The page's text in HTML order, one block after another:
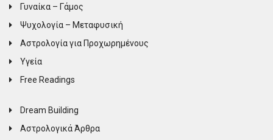
Γυναίκα – Γάμος
Ψυχολογία – Μεταφυσική
Αστρολογία για Προχωρημένους
Υγεία
Free Readings
Dream Building
Αστρολογικά Άρθρα